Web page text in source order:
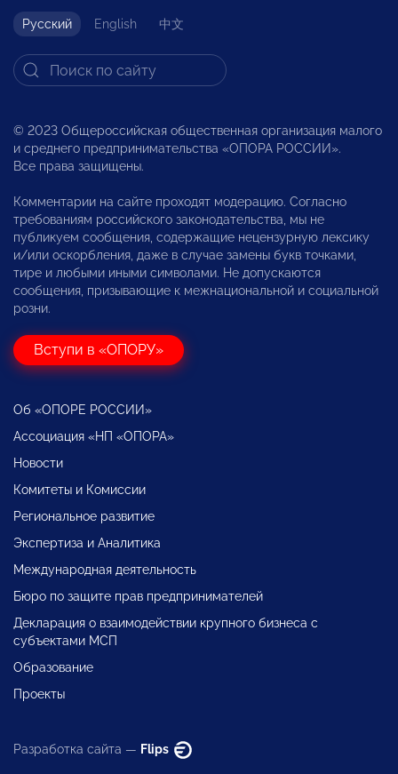
Русский English 中文
© 2023 Общероссийская общественная организация малого
и среднего предпринимательства «ОПОРА РОССИИ».
Все права защищены.
Комментарии на сайте проходят модерацию. Согласно
требованиям российского законодательства, мы не
публикуем сообщения, содержащие нецензурную лексику
и/или оскорбления, даже в случае замены букв точками,
тире и любыми иными символами. Не допускаются
сообщения, призывающие к межнациональной и социальной
розни.
Вступи в «ОПОРУ»
Об «ОПОРЕ РОССИИ»
Ассоциация «НП «ОПОРА»
Новости
Комитеты и Комиссии
Региональное развитие
Экспертиза и Аналитика
Международная деятельность
Бюро по защите прав предпринимателей
Декларация о взаимодействии крупного бизнеса с
субъектами МСП
Образование
Проекты
Разработка сайта — Flips